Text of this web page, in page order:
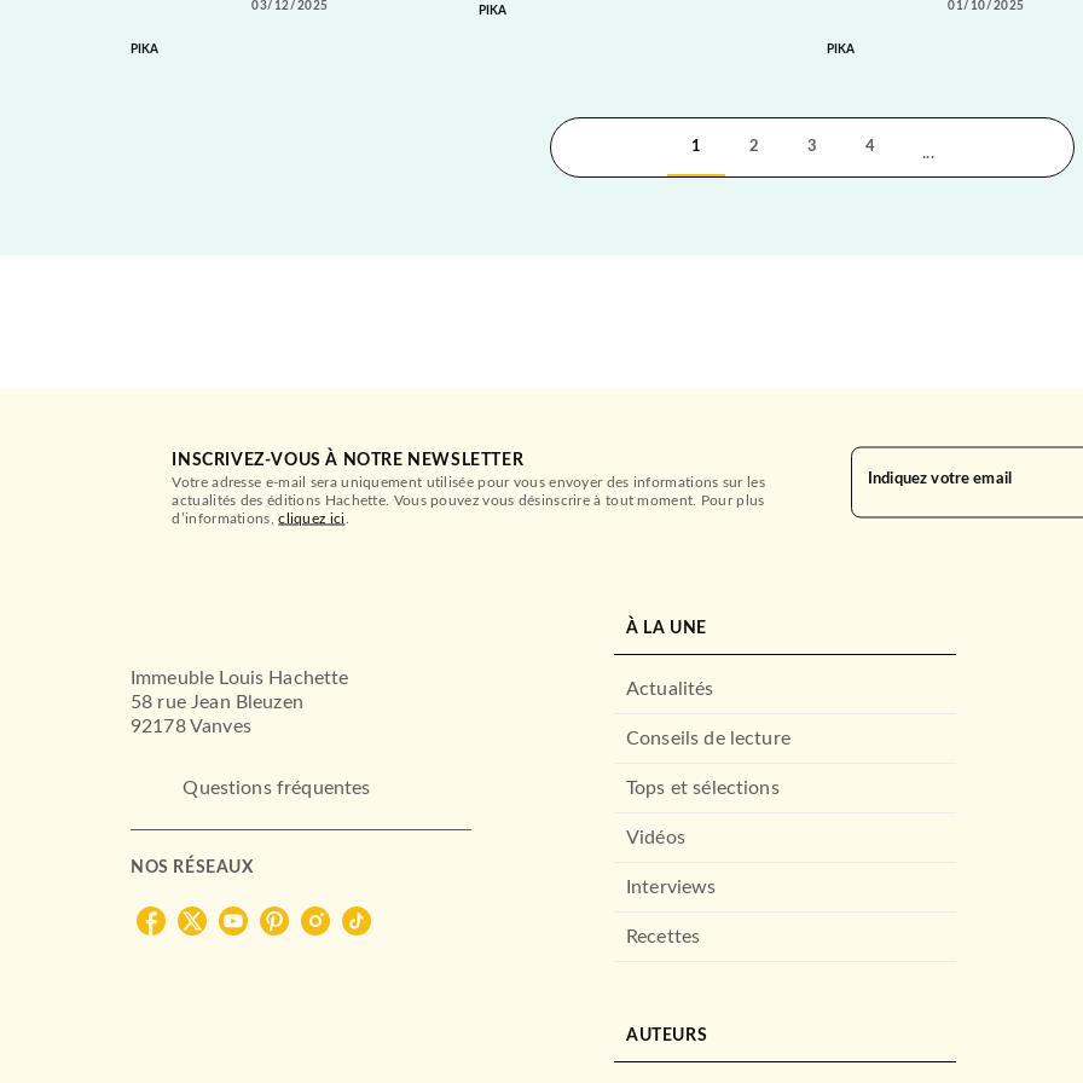
03/12/2025
PIKA
PIKA 01/10/2025
PIKA
1 2 3 4 ...
INSCRIVEZ-VOUS À NOTRE NEWSLETTER
Votre adresse e-mail sera uniquement utilisée pour vous envoyer des informations sur les
actualités des éditions Hachette. Vous pouvez vous désinscrire à tout moment. Pour plus
d’informations,cliquez ici
Indiquez votre email
Immeuble Louis Hachette
58 rue Jean Bleuzen
92178 Vanves
Questions fréquentes
NOS RÉSEAUX
À LA UNE
Actualités
Conseils de lecture
Tops et sélections
Vidéos
Interviews
Recettes
AUTEURS